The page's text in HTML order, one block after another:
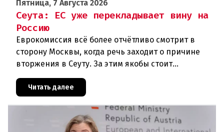
Пятница, 7 Августа 2026
Сеута: ЕС уже перекладывает вину на
Россию
Еврокомиссия всё более отчётливо смотрит в
сторону Москвы, когда речь заходит о причине
вторжения в Сеуту. За этим якобы стоит
дней около 72 000 человек п
Читать далее